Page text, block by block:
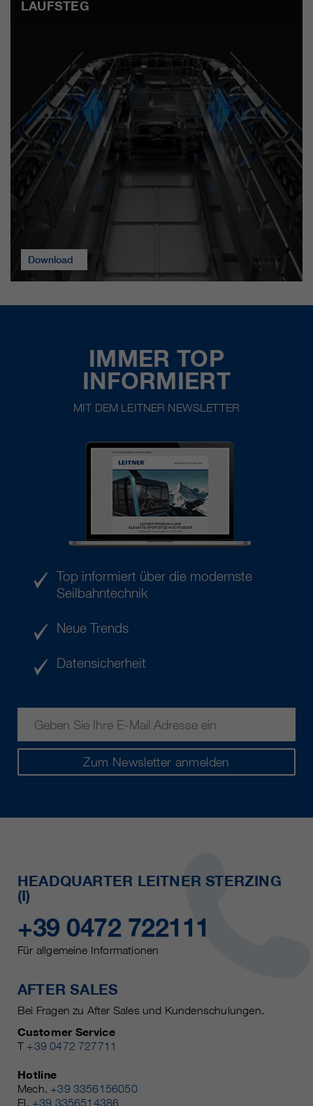
LAUFSTEG
Download
IMMER TOP
INFORMIERT
MIT DEM LEITNER NEWSLETTER
Zum Newsletter anmelden
Top informiert über die modernste
Seilbahntechnik
Neue Trends
Datensicherheit
HEADQUARTER LEITNER STERZING
(I)
+39 0472 722111
Für allgemeine Informationen
AFTER SALES
Bei Fragen zu After Sales und Kundenschulungen.
Customer Service
T +39 0472 727711
Hotline
Mech. +39 3356156050
El. +39 3356514386